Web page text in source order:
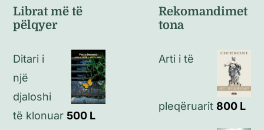
Politikat e kthimeve
Politikat e privatësisë
Kontakt
Librat më të
pëlqyer
Ditari i
një
djaloshi
të klonuar 500 L
Rekomandimet
tona
Arti i të
pleqëruarit 800 L